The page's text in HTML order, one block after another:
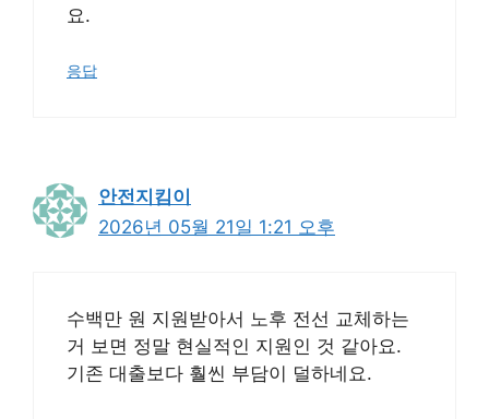
요.
응답
안전지킴이
2026년 05월 21일 1:21 오후
수백만 원 지원받아서 노후 전선 교체하는
거 보면 정말 현실적인 지원인 것 같아요.
기존 대출보다 훨씬 부담이 덜하네요.